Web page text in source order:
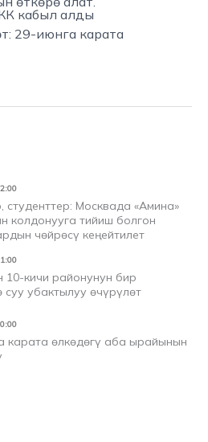
кабыл алды
29-июнга карата
студенттер: Москвада «Амина»
колдонууга тийиш болгон
чөйрөсү кеңейтилет
10-кичи районунун бир
суу убактылуу өчүрүлөт
карата өлкөдөгү аба ырайынын